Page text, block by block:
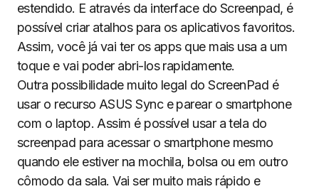
estendido. E através da interface do Screenpad, é
possível criar atalhos para os aplicativos favoritos.
Assim, você já vai ter os apps que mais usa a um
toque e vai poder abri-los rapidamente.
Outra possibilidade muito legal do ScreenPad é
usar o recurso ASUS Sync e parear o smartphone
com o laptop. Assim é possível usar a tela do
screenpad para acessar o smartphone mesmo
quando ele estiver na mochila, bolsa ou em outro
cômodo da sala. Vai ser muito mais rápido e